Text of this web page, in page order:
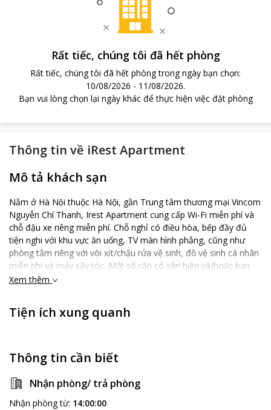
Rất tiếc, chúng tôi đã hết phòng
Rất tiếc, chúng tôi đã hết phòng trong ngày bạn chọn:
10/08/2026 - 11/08/2026.
Bạn vui lòng chọn lại ngày khác để thực hiện việc đặt phòng
Thông tin về iRest Apartment
Mô tả khách sạn
Nằm ở Hà Nội thuộc Hà Nội, gần Trung tâm thương mại Vincom
Nguyễn Chí Thanh, Irest Apartment cung cấp Wi-Fi miễn phí và
chỗ đậu xe riêng miễn phí. Chỗ nghỉ có điều hòa, bếp đầy đủ
tiện nghi với khu vực ăn uống, TV màn hình phẳng, cũng như
phòng tắm riêng với vòi xịt/chậu rửa vệ sinh, đồ vệ sinh cá nhân
miễn phí và máy sấy tóc. Một số căn có sân hiên và/hoặc ban
công nhìn ra thành phố hoặc khu vườn. Căn hộ cách Bảo tàng
Apartment 26 km, đồng thời chỗ nghỉ này cũng cung cấp dịch vụ
Xem thêm
Tiện ích xung quanh
Thông tin cần biết
Nhận phòng/ trả phòng
Nhận phòng từ: 14:00:00